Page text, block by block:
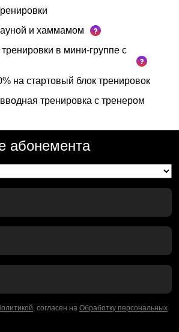
и хаммамом
в мини-группе с
на стартовый блок тренировок
тренировка с тренером
абонемента
, согласен на Обработку персональных